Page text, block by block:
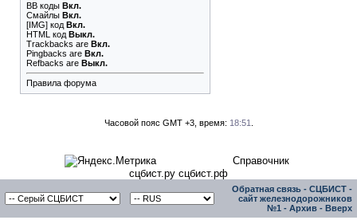
BB коды Вкл.
Смайлы Вкл.
[IMG] код Вкл.
HTML код Выкл.
Trackbacks are Вкл.
Pingbacks are Вкл.
Refbacks are Выкл.
Правила форума
Часовой пояс GMT +3, время: 18:51
Справочник
сцбист.ру сцбист.рф
Обратная связь - СЦБИСТ -
сайт железнодорожников
№1 - Архив - Вверх